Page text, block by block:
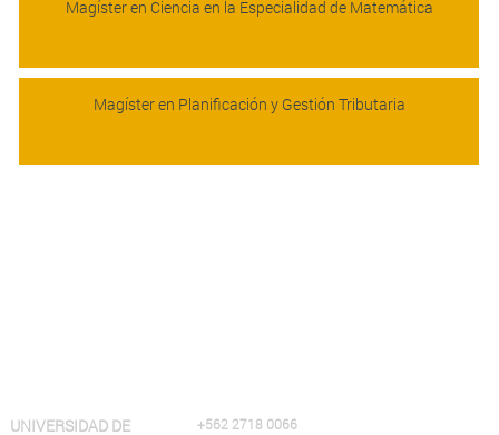
Magíster en Ciencia en la Especialidad de Matemática
Magíster en Planificación y Gestión Tributaria
UNIVERSIDAD DE +562 2718 0066